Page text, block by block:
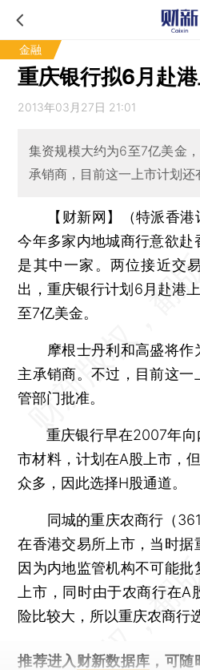
金融
重庆银行拟6月赴
2013年03月27日 21:01
集资规模大约为6至7亿美金
承销商，目前这一上市计划
【财新网】（特派香港
今年多家内地城商行意欲
是其中一家。两位接近交
出，重庆银行计划6月赴港
至7亿美金。
摩根士丹利和高盛将作
主承销商。不过，目前这
管部门批准。
重庆银行早在2007年向
市材料，计划在A股上市，
众多，因此选择H股通道。
同城的重庆农商行（
在香港交易所上市，当时据
因为内地监管机构不可能
上市，同时由于农商行在
险比较大，所以重庆农商行
推荐进入 财新数据库 ，可